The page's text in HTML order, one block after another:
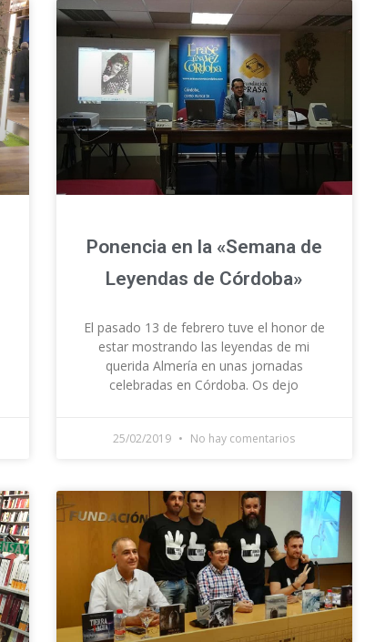
Ponencia en la «Semana de
Leyendas de Córdoba»
El pasado 13 de febrero tuve el honor de
estar mostrando las leyendas de mi
querida Almería en unas jornadas
celebradas en Córdoba. Os dejo
25/02/2019 No hay comentarios